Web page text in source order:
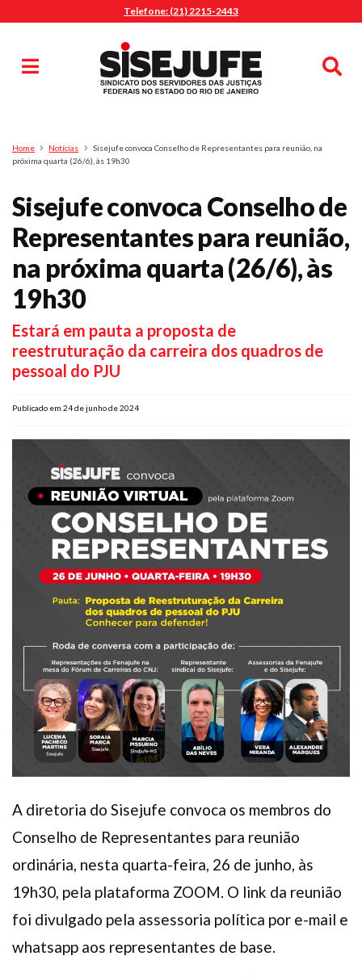
Telefone: (21) 2215-2443
Pesquisa
Home Notícias
Sisejufe convoca Conselho de Representantes para reunião, na
próxima quarta (26/6), às 19h30
Sisejufe convoca Conselho de
Representantes para reunião,
na próxima quarta (26/6), às
19h30
Estará em pauta a proposta de
reestruturação da carreira dos quadros de
pessoal do PJU
Publicado em 24 de junho de 2024
A diretoria do Sisejufe convoca os membros do
Conselho de Representantes para reunião
ordinária, nesta quarta-feira, 26 de junho, às
19h30, pela plataforma ZOOM. O link da reunião
foi divulgado pela assessoria política por e-mail e
whatsapp aos representantes de base.
MENU
Sindicalize-se
Jurídico
O Sindicato
Agenda
Casa do Alto
Sede Campestre
Nossos Convênios
Gympass Wellhub
Seguro Auto
Plano de Saúde
Assistência Funeral